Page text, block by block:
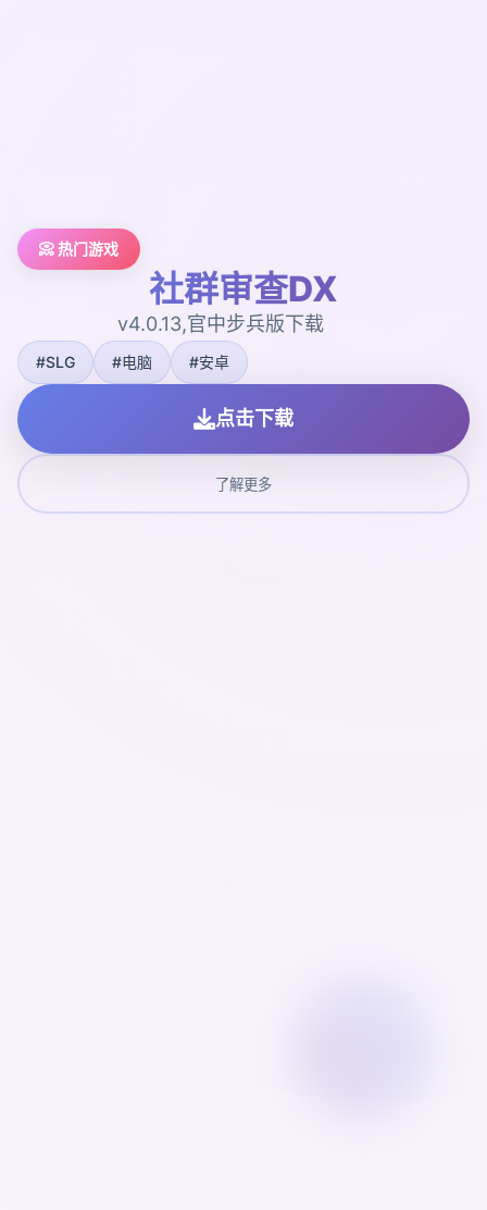
📀 热门游戏
社群审查DX
v4.0.13,官中步兵版下载
#SLG #电脑 #安卓
点击下载
了解更多